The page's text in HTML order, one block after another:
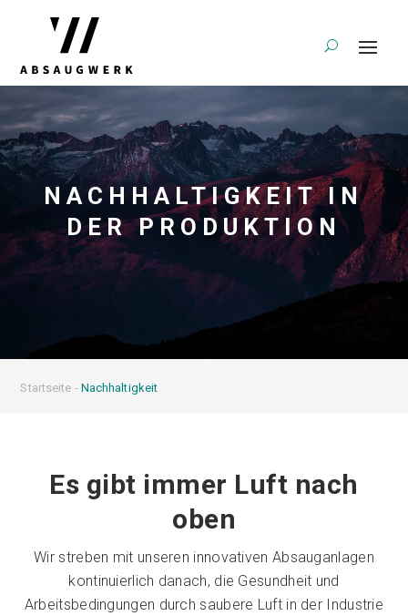
NACHHALTIGKEIT IN
DER PRODUKTION
Startseite - Nachhaltigkeit
Es gibt immer Luft nach
oben
Wir streben mit unseren innovativen Absauganlagen
kontinuierlich danach, die Gesundheit und
Arbeitsbedingungen durch saubere Luft in der Industrie